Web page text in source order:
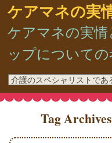
ケアマネの実
ケアマネの実
ップについて
Tag